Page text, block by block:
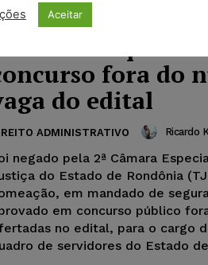
nega
fora do
do edital
ADMINISTRATIVO Ricardo
negado pela 2ª Câmara
do Estado de Rondônia
em mandado de
em concurso público
no edital, para o cargo
de servidores do Estado
Aceitar